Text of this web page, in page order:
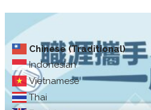
Chinese (Traditional)
Indonesian
Vietnamese
Thai